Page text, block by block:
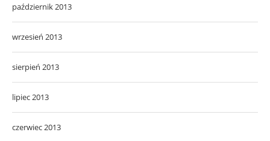
październik 2013
wrzesień 2013
sierpień 2013
lipiec 2013
czerwiec 2013